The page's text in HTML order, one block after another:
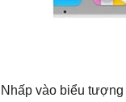
Nhấp vào biểu tượng